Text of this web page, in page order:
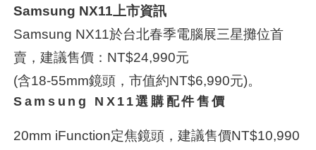
Samsung NX11上市資訊
Samsung NX11於台北春季電腦展三星攤位首
賣，建議售價：NT$24,990元
(含18-55mm鏡頭，市值約NT$6,990元)。
Samsung NX11選購配件售價
20mm iFunction定焦鏡頭，建議售價NT$10,990